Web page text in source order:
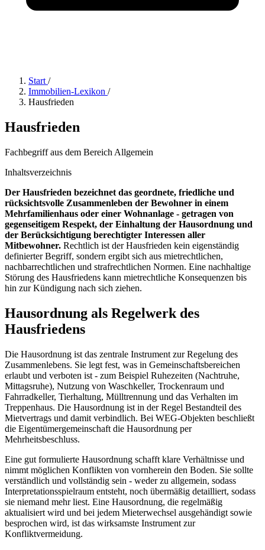
Start /
Immobilien-Lexikon /
Hausfrieden
Hausfrieden
Fachbegriff aus dem Bereich Allgemein
Inhaltsverzeichnis
Der Hausfrieden bezeichnet das geordnete, friedliche und
rücksichtsvolle Zusammenleben der Bewohner in einem
Mehrfamilienhaus oder einer Wohnanlage - getragen von
gegenseitigem Respekt, der Einhaltung der Hausordnung und
der Berücksichtigung berechtigter Interessen aller
Mitbewohner. Rechtlich ist der Hausfrieden kein eigenständig
definierter Begriff, sondern ergibt sich aus mietrechtlichen,
nachbarrechtlichen und strafrechtlichen Normen. Eine nachhaltige
Störung des Hausfriedens kann mietrechtliche Konsequenzen bis
hin zur Kündigung nach sich ziehen.
Hausordnung als Regelwerk des
Hausfriedens
Die Hausordnung ist das zentrale Instrument zur Regelung des
Zusammenlebens. Sie legt fest, was in Gemeinschaftsbereichen
erlaubt und verboten ist - zum Beispiel Ruhezeiten (Nachtruhe,
Mittagsruhe), Nutzung von Waschkeller, Trockenraum und
Fahrradkeller, Tierhaltung, Mülltrennung und das Verhalten im
Treppenhaus. Die Hausordnung ist in der Regel Bestandteil des
Mietvertrags und damit verbindlich. Bei WEG-Objekten beschließt
die Eigentümergemeinschaft die Hausordnung per
Mehrheitsbeschluss.
Eine gut formulierte Hausordnung schafft klare Verhältnisse und
nimmt möglichen Konflikten von vornherein den Boden. Sie sollte
verständlich und vollständig sein - weder zu allgemein, sodass
Interpretationsspielraum entsteht, noch übermäßig detailliert, sodass
sie niemand mehr liest. Eine Hausordnung, die regelmäßig
aktualisiert wird und bei jedem Mieterwechsel ausgehändigt sowie
besprochen wird, ist das wirksamste Instrument zur
Konfliktvermeidung.